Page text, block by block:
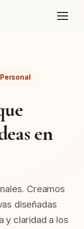
en
Creamos
diseñadas
y claridad a los